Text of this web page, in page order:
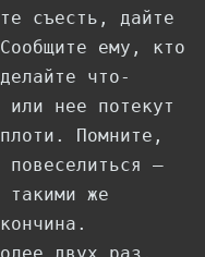
съесть, дайте
ему, кто
что-
нее потекут
Помните,
—
такими же